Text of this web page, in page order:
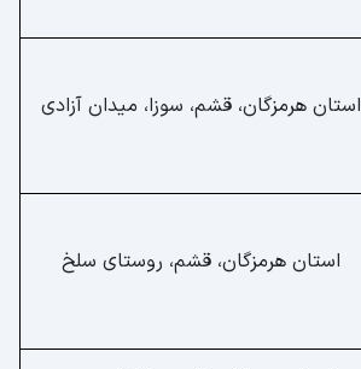
استان هرمزگان، قشم، سوزا، میدان آزادی
استان هرمزگان، قشم، روستای سلخ